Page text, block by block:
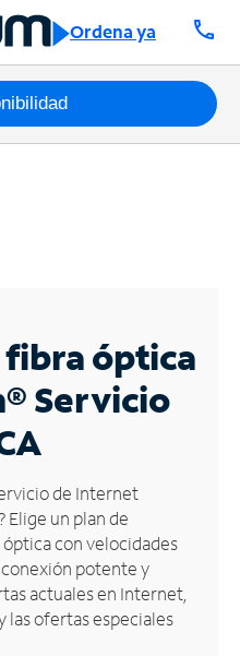
Ordena ya call
óptica
Servicio
de Internet
Elige un plan de
con velocidades
conexión potente y
actuales en Internet,
las ofertas especiales